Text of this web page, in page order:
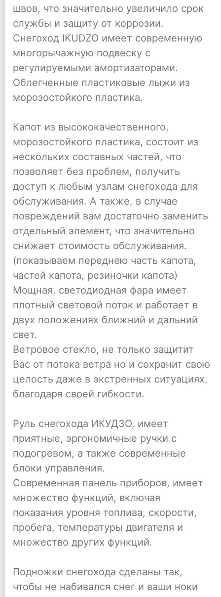
швов, что значительно увеличило срок
службы и защиту от коррозии.
Снегоход IKUDZO имеет современную
многорычажную подвеску с
регулируемыми амортизаторами.
Облегченные пластиковые лыжи из
морозостойкого пластика.
Капот из высококачественного,
морозостойкого пластика, состоит из
нескольких составных частей, что
позволяет без проблем, получить
доступ к любым узлам снегохода для
обслуживания. А также, в случае
повреждений вам достаточно заменить
отдельный элемент, что значительно
снижает стоимость обслуживания.
(показываем переднею часть капота,
частей капота, резиночки капота)
Мощная, светодиодная фара имеет
плотный световой поток и работает в
двух положениях ближний и дальний
свет.
Ветровое стекло, не только защитит
Вас от потока ветра но и сохранит свою
целость даже в экстренных ситуациях,
благодаря своей гибкости.
Руль снегохода ИКУДЗО, имеет
приятные, эргономичные ручки с
подогревом, а также современные
блоки управления.
Современная панель приборов, имеет
множество функций, включая
показания уровня топлива, скорости,
пробега, температуры двигателя и
множество других функций.
Подножки снегохода сделаны так,
чтобы не набивался снег и ваши ноки